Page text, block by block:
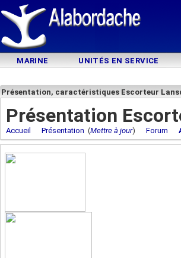
MARINE UNITÉS EN SERVICE
Présentation, caractéristiques Escorteur
Présentation
Accueil Présentation (Mettre à jour) Forum